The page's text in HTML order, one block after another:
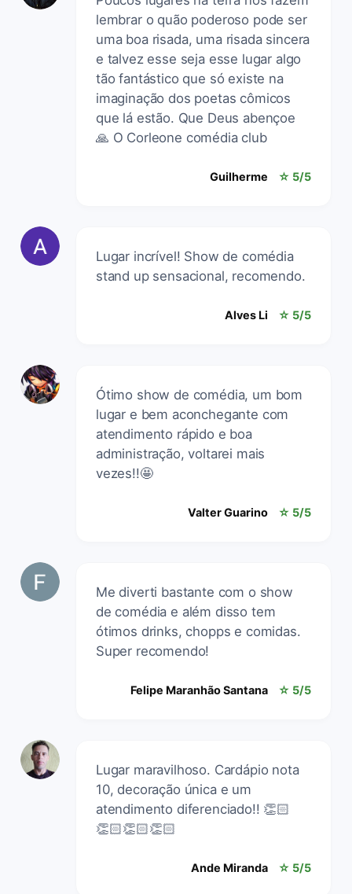
lembrar o quão poderoso pode ser
uma boa risada, uma risada sincera
e talvez esse seja esse lugar algo
tão fantástico que só existe na
imaginação dos poetas cômicos
que lá estão. Que Deus abençoe
🙏 O Corleone comédia club
Guilherme ☆ 5/5
Lugar incrível! Show de comédia
stand up sensacional, recomendo.
Alves Li ☆ 5/5
Ótimo show de comédia, um bom
lugar e bem aconchegante com
atendimento rápido e boa
administração, voltarei mais
vezes!!🤩
Valter Guarino ☆ 5/5
Me diverti bastante com o show
de comédia e além disso tem
ótimos drinks, chopps e comidas.
Super recomendo!
Felipe Maranhão Santana ☆ 5/5
Lugar maravilhoso. Cardápio nota
10, decoração única e um
atendimento diferenciado!! 👏🏻
👏🏻👏🏻👏🏻
Ande Miranda ☆ 5/5